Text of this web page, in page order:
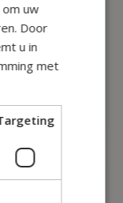
nu heb ik een
uw
Door
u in
met